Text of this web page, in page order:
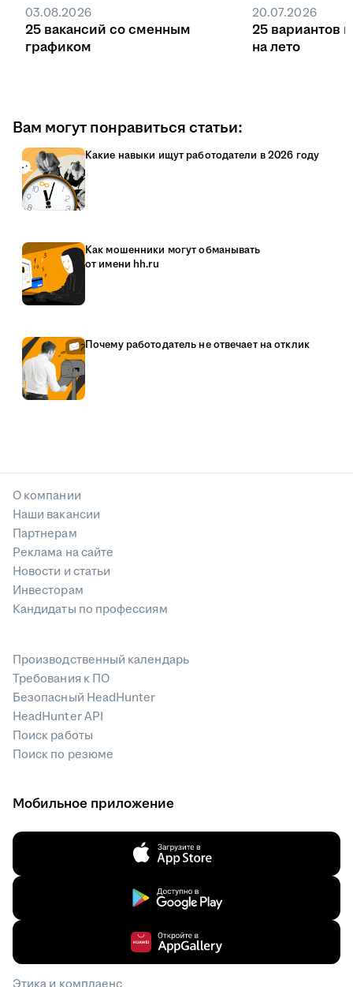
03.08.2026
25 вакансий со сменным
графиком
20.07.2026
25 вариантов
на лето
Вам могут понравиться статьи:
Какие навыки ищут работодатели в 2026 году
Как мошенники могут обманывать
от имени hh.ru
Почему работодатель не отвечает на отклик
О компании
Наши вакансии
Партнерам
Реклама на сайте
Новости и статьи
Инвесторам
Кандидаты по профессиям
Производственный календарь
Требования к ПО
Безопасный HeadHunter
HeadHunter API
Поиск работы
Поиск по резюме
Мобильное приложение